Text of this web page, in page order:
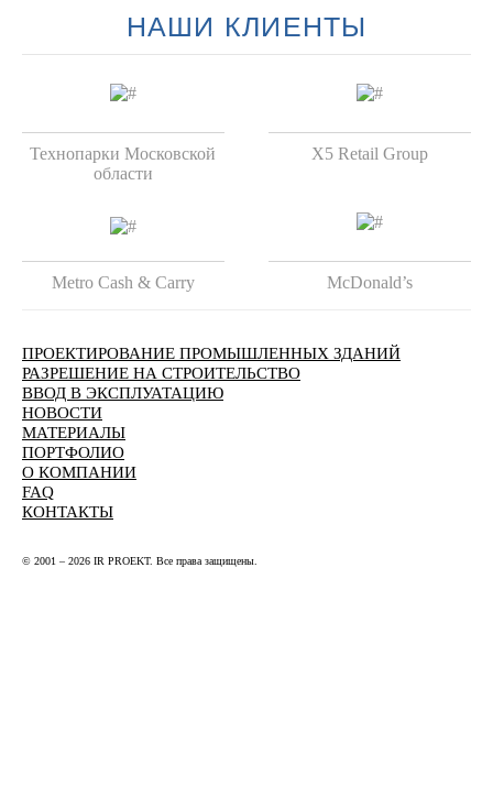
НАШИ КЛИЕНТЫ
Технопарки Московской
области
X5 Retail Group
Metro Cash & Carry McDonald’s
ПРОЕКТИРОВАНИЕ ПРОМЫШЛЕННЫХ ЗДАНИЙ
РАЗРЕШЕНИЕ НА СТРОИТЕЛЬСТВО
ВВОД В ЭКСПЛУАТАЦИЮ
НОВОСТИ
МАТЕРИАЛЫ
ПОРТФОЛИО
О КОМПАНИИ
FAQ
КОНТАКТЫ
© 2001 – 2026 IR PROEKT. Все права защищены.